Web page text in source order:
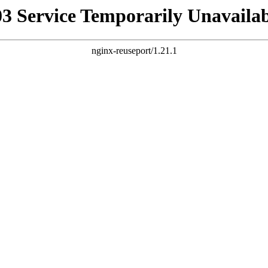
Service Temporarily
nginx-reuseport/1.21.1